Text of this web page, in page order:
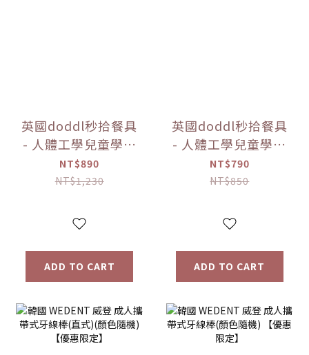
英國doddl秒拾餐具
- 人體工學兒童學習
餐具3件組 4款可選
【優惠限定】
NT$890
NT$1,230
ADD TO CART
英國doddl秒拾餐具
- 人體工學兒童學習
餐具2件組 4款可選
【優惠限定】
NT$790
NT$850
ADD TO CART